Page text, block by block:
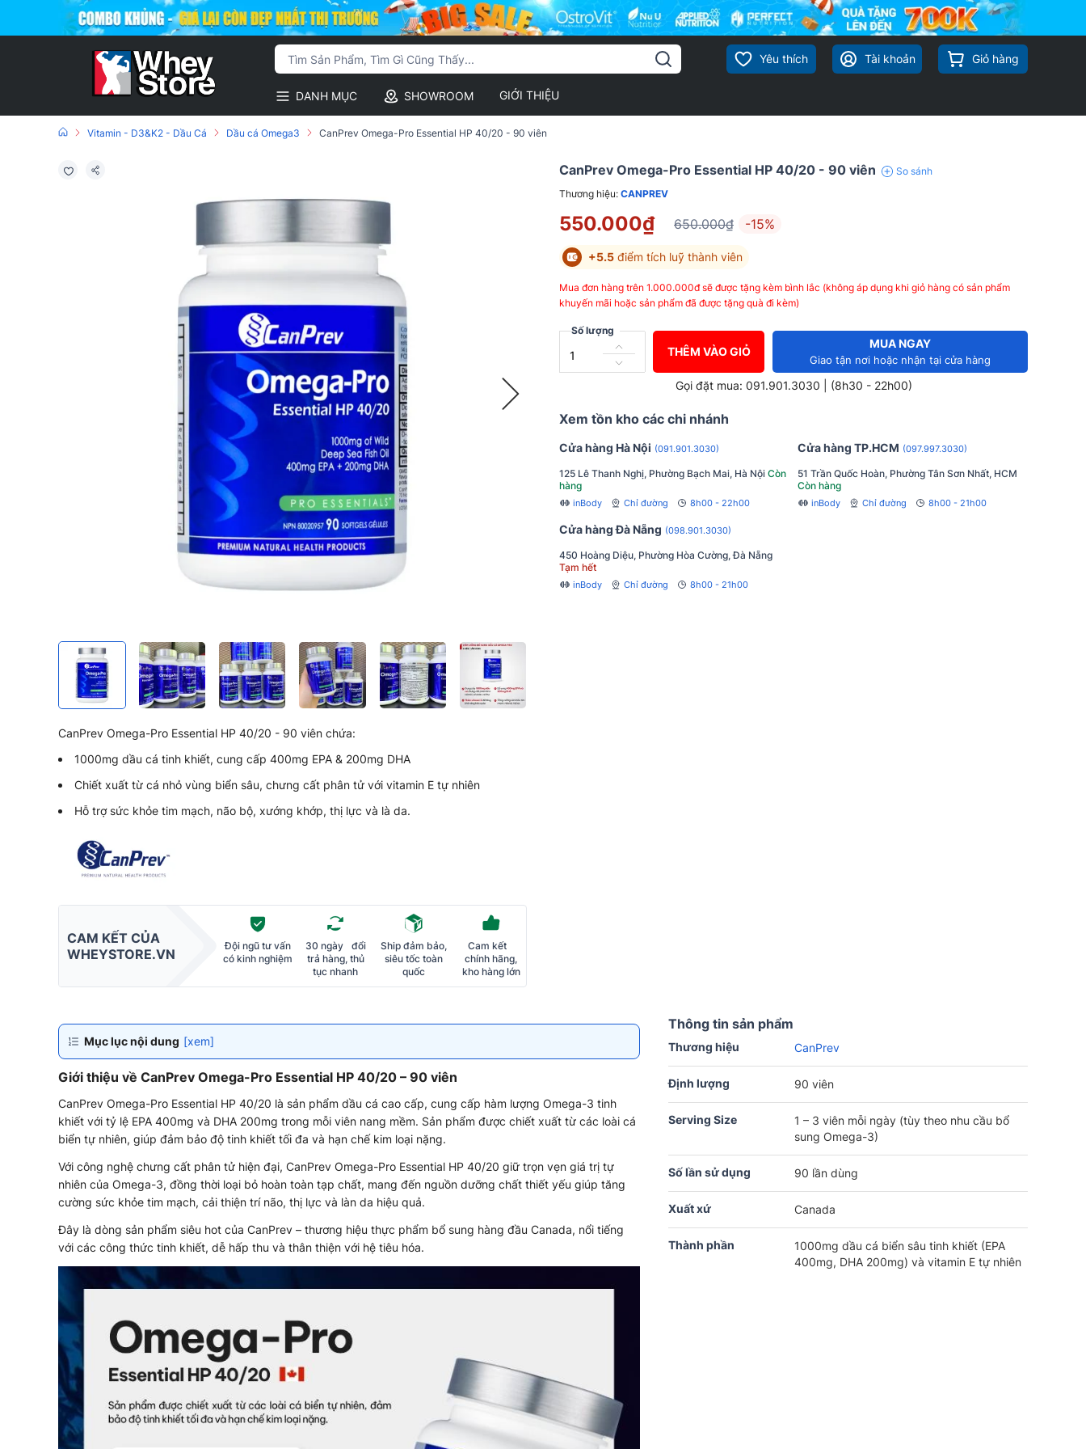
Yêu thích Tài khoản Giỏ hàng
DANH MỤC SHOWROOM GIỚI THIỆU
Vitamin - D3&K2 - Dầu Cá Dầu cá Omega3 CanPrev Omega-Pro Essential HP 40/20 - 90 viên
CanPrev Omega-Pro Essential HP 40/20 - 90 viên chứa:
1000mg dầu cá tinh khiết, cung cấp 400mg EPA & 200mg DHA
Chiết xuất từ cá nhỏ vùng biển sâu, chưng cất phân tử với vitamin E tự nhiên
Hỗ trợ sức khỏe tim mạch, não bộ, xướng khớp, thị lực và là da.
CAM KẾT CỦA
WHEYSTORE.VN
Đội ngũ tư vấn
có kinh nghiệm
30 ngày đổi
trả hàng, thủ
tục nhanh
Ship đảm bảo,
siêu tốc toàn
quốc
Cam kết
chính hãng,
kho hàng lớn
CanPrev Omega-Pro Essential HP 40/20 - 90 viên
So sánh
Thương hiệu: CANPREV
550.000₫ 650.000₫ -15%
+5.5 điểm tích luỹ thành viên
Mua đơn hàng trên 1.000.000đ sẽ được tặng kèm bình lắc (không áp dụng khi giỏ hàng có sản phẩm
khuyến mãi hoặc sản phẩm đã được tặng quà đi kèm)
Số lượng
THÊM VÀO GIỎ
MUA NGAY
Giao tận nơi hoặc nhận tại cửa hàng
Gọi đặt mua: 091.901.3030 | (8h30 - 22h00)
Xem tồn kho các chi nhánh
Cửa hàng Hà Nội (091.901.3030)
125 Lê Thanh Nghị, Phường Bạch Mai, Hà Nội Còn
hàng
inBody Chỉ đường 8h00 - 22h00
Cửa hàng TP.HCM (097.997.3030)
51 Trần Quốc Hoàn, Phường Tân Sơn Nhất, HCM
Còn hàng
inBody Chỉ đường 8h00 - 21h00
Cửa hàng Đà Nẵng (098.901.3030)
450 Hoàng Diệu, Phường Hòa Cường, Đà Nẵng
Tạm hết
inBody Chỉ đường 8h00 - 21h00
Mục lục nội dung [xem]
Giới thiệu về CanPrev Omega-Pro Essential HP 40/20 – 90 viên
CanPrev Omega-Pro Essential HP 40/20 là sản phẩm dầu cá cao cấp, cung cấp hàm lượng Omega-3 tinh
khiết với tỷ lệ EPA 400mg và DHA 200mg trong mỗi viên nang mềm. Sản phẩm được chiết xuất từ các loài cá
biển tự nhiên, giúp đảm bảo độ tinh khiết tối đa và hạn chế kim loại nặng.
Với công nghệ chưng cất phân tử hiện đại, CanPrev Omega-Pro Essential HP 40/20 giữ trọn vẹn giá trị tự
nhiên của Omega-3, đồng thời loại bỏ hoàn toàn tạp chất, mang đến nguồn dưỡng chất thiết yếu giúp tăng
cường sức khỏe tim mạch, cải thiện trí não, thị lực và làn da hiệu quả.
Đây là dòng sản phẩm siêu hot của CanPrev – thương hiệu thực phẩm bổ sung hàng đầu Canada, nổi tiếng
với các công thức tinh khiết, dễ hấp thu và thân thiện với hệ tiêu hóa.
Thông tin sản phẩm
Thương hiệu CanPrev
Định lượng 90 viên
Serving Size
1 – 3 viên mỗi ngày (tùy theo nhu cầu bổ
sung Omega-3)
Số lần sử dụng 90 lần dùng
Xuất xứ Canada
Thành phần
1000mg dầu cá biển sâu tinh khiết (EPA
400mg, DHA 200mg) và vitamin E tự nhiên